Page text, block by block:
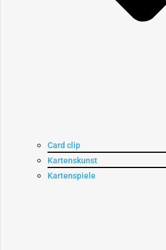
Card clip
Kartenskunst
Kartenspiele